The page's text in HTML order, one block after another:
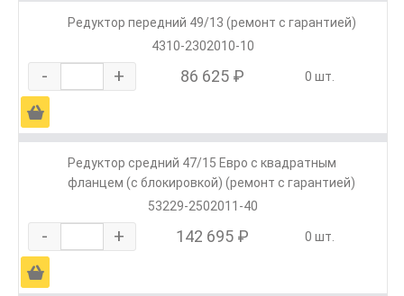
Редуктор передний 49/13 (ремонт с гарантией)
4310-2302010-10
- + 86 625 ₽ 0 шт.
Ä
Редуктор средний 47/15 Евро с квадратным
фланцем (с блокировкой) (ремонт с гарантией)
53229-2502011-40
- + 142 695 ₽ 0 шт.
Ä